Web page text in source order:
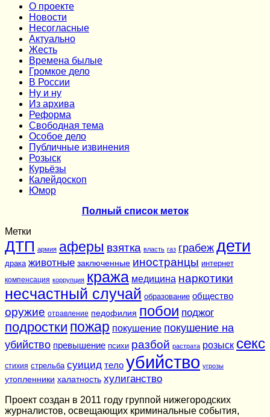
О проекте
Новости
Несогласные
Актуально
Жесть
Времена былые
Громкое дело
В России
Ну и ну
Из архива
Реформа
Cвободная тема
Особое дело
Публичные извинения
Розыск
Курьёзы
Калейдоскоп
Юмор
Полный список меток
Метки
ДТП армия аферы взятка власть газ грабеж дети
драка животные заключенные иностранцы интернет
компенсация коррупция кража медицина наркотики
несчастный случай образование общество
оружие отравление педофилия побои поджог
подростки пожар покушение покушение на
убийство превышение психи разбой растрата розыск секс
стихия стрельба суицид тело убийство угрозы
утопленники халатность хулиганство
Проект создан в 2011 году группой нижегородских
журналистов, освещающих криминальные события,